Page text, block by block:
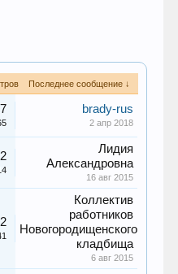
Последнее сообщение ↓
brady-rus
2 апр 2018
2
Лидия
Александровна
16 авг 2015
Коллектив
работников
Новогородищенского
кладбища
6 авг 2015